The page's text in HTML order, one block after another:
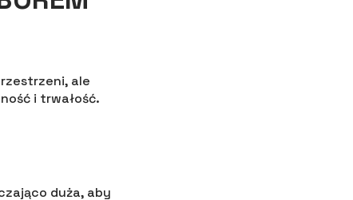
ale
i trwałość.
duża, aby